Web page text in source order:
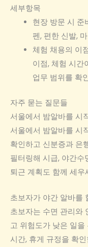
세부항목
현장 방문 시 준
펜, 편한 신발,
체험 채용의 이
이점, 체험 시간
업무 범위를 확
자주 묻는 질문들
서울에서 밤알바를 시
서울에서 밤알바를 시
확인하고 신분증과 은
필터링해 시급, 야간수
퇴근 계획도 함께 세우
초보자가 야간 알바를
초보자는 수면 관리와
고 위험도가 낮은 일
시간, 휴게 규정을 확